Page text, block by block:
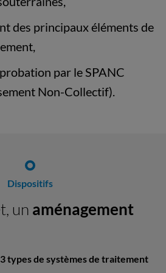
des principaux éléments de
par le SPANC
Non-Collectif).
Dispositifs
un aménagement
3 types de systèmes de traitement